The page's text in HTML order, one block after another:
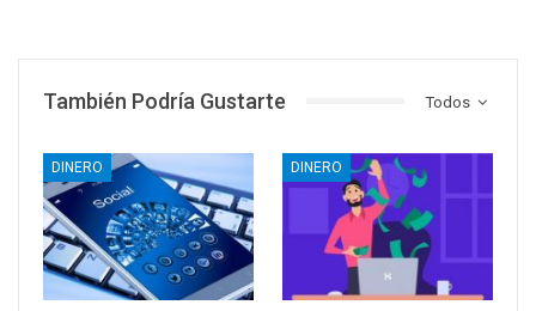
Todos
También Podría Gustarte
DINERO DINERO